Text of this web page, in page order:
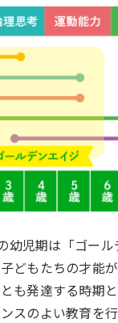
幼児期は「ゴー
どもたちの才能
も発達する時期と
スのよい教育を